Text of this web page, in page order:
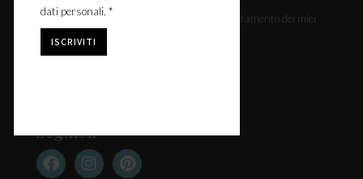
Ho letto l'informativa
e acconsento al trattamento dei miei
dati personali. *
Seguici:
dati personali. *